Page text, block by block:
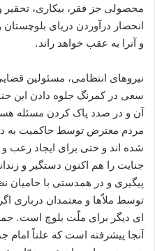
محصولی جز فقر، بیکاری، تحقیر
انحصار درآوردن دریای
و آنرا به عقب خواهد راند.
نیروهای انتظامی، مسئولین
سعی در کمرنگ جلوه دادن این
آن و در صدد پاک کردن مسئله
مردم معترض توسط حاکمیت به
شده اند و حتی برای ایجاد رعب
جنایت را هم اکنون دستگیر و
پیگیری و در همدستی با حامیان
توسط ملاّها و معتمدان درباری
ای دیگر برای ملّت بلوچ است.
آنجا پیشرفته است که علناً امام